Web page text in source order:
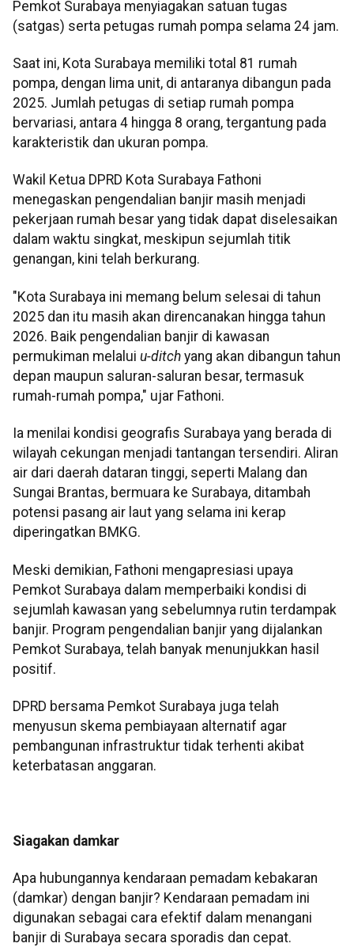
Pemkot Surabaya menyiagakan satuan tugas
(satgas) serta petugas rumah pompa selama 24 jam.
Saat ini, Kota Surabaya memiliki total 81 rumah
pompa, dengan lima unit, di antaranya dibangun pada
2025. Jumlah petugas di setiap rumah pompa
bervariasi, antara 4 hingga 8 orang, tergantung pada
karakteristik dan ukuran pompa.
Wakil Ketua DPRD Kota Surabaya Fathoni
menegaskan pengendalian banjir masih menjadi
pekerjaan rumah besar yang tidak dapat diselesaikan
dalam waktu singkat, meskipun sejumlah titik
genangan, kini telah berkurang.
"Kota Surabaya ini memang belum selesai di tahun
2025 dan itu masih akan direncanakan hingga tahun
2026. Baik pengendalian banjir di kawasan
permukiman melalui u-ditch yang akan dibangun tahun
depan maupun saluran-saluran besar, termasuk
rumah-rumah pompa," ujar Fathoni.
Ia menilai kondisi geografis Surabaya yang berada di
wilayah cekungan menjadi tantangan tersendiri. Aliran
air dari daerah dataran tinggi, seperti Malang dan
Sungai Brantas, bermuara ke Surabaya, ditambah
potensi pasang air laut yang selama ini kerap
diperingatkan BMKG.
Meski demikian, Fathoni mengapresiasi upaya
Pemkot Surabaya dalam memperbaiki kondisi di
sejumlah kawasan yang sebelumnya rutin terdampak
banjir. Program pengendalian banjir yang dijalankan
Pemkot Surabaya, telah banyak menunjukkan hasil
positif.
DPRD bersama Pemkot Surabaya juga telah
menyusun skema pembiayaan alternatif agar
pembangunan infrastruktur tidak terhenti akibat
keterbatasan anggaran.
Siagakan damkar
Apa hubungannya kendaraan pemadam kebakaran
(damkar) dengan banjir? Kendaraan pemadam ini
digunakan sebagai cara efektif dalam menangani
banjir di Surabaya secara sporadis dan cepat.